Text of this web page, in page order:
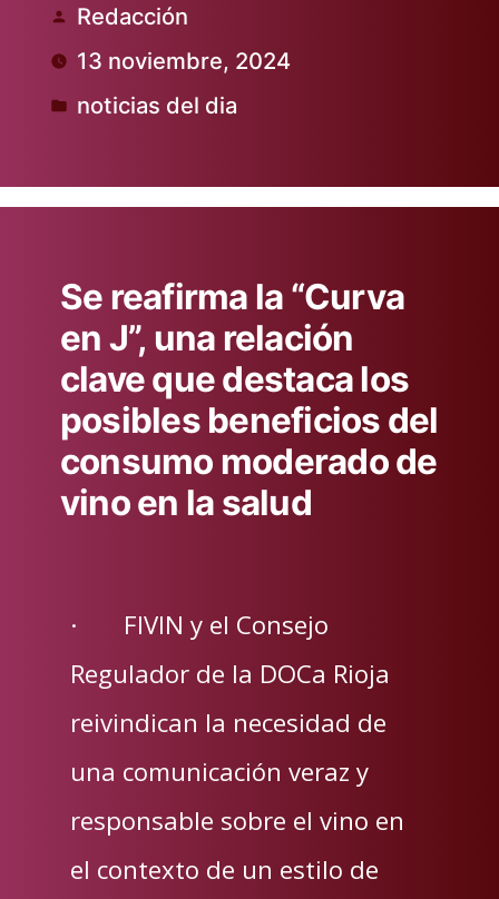
Publicado
por
Redacción
13 noviembre, 2024
Publicado
noticias del dia
Se reafirma la “Curva
en J”, una relación
clave que destaca los
posibles beneficios del
consumo moderado de
vino en la salud
· FIVIN y el Consejo
Regulador de la DOCa Rioja
reivindican la necesidad de
una comunicación veraz y
responsable sobre el vino en
el contexto de un estilo de